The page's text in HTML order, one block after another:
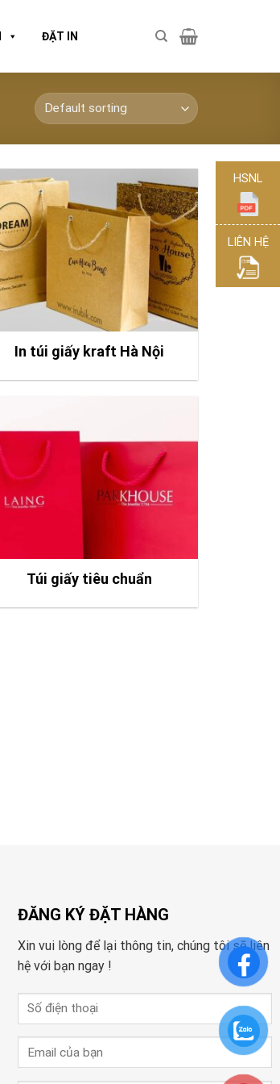
ĐẶT IN
In túi giấy kraft Hà Nội
Túi giấy tiêu chuẩn
ĐĂNG KÝ ĐẶT HÀNG
Xin vui lòng để lại thông tin, chúng tôi sẽ liên
hệ với bạn ngay !
HSNL
LIÊN HỆ